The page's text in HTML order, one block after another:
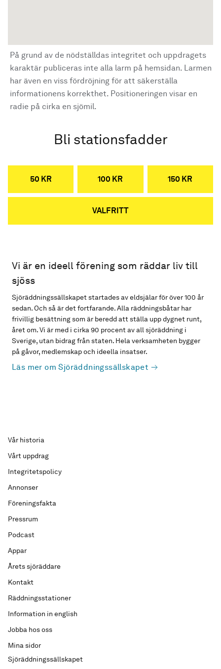
På grund av de nödställdas integritet och uppdragets
karaktär publiceras inte alla larm på hemsidan. Larmen
har även en viss fördröjning för att säkerställa
informationens korrekthet. Positioneringen visar en
radie på cirka en sjömil.
Bli stationsfadder
50 KR 100 KR 150 KR
VALFRITT
Vi är en ideell förening som räddar liv till
sjöss
Sjöräddningssällskapet startades av eldsjälar för över 100 år
sedan. Och så är det fortfarande. Alla räddningsbåtar har
frivillig besättning som är beredd att ställa upp dygnet runt,
året om. Vi är med i cirka 90 procent av all sjöräddning i
Sverige, utan bidrag från staten. Hela verksamheten bygger
på gåvor, medlemskap och ideella insatser.
Läs mer om Sjöräddningssällskapet
Sjöräddningssällskapet
Vår historia
Vårt uppdrag
Integritetspolicy
Annonser
Föreningsfakta
Pressrum
Podcast
Appar
Årets sjöräddare
Kontakt
Räddningsstationer
Information in english
Jobba hos oss
Mina sidor